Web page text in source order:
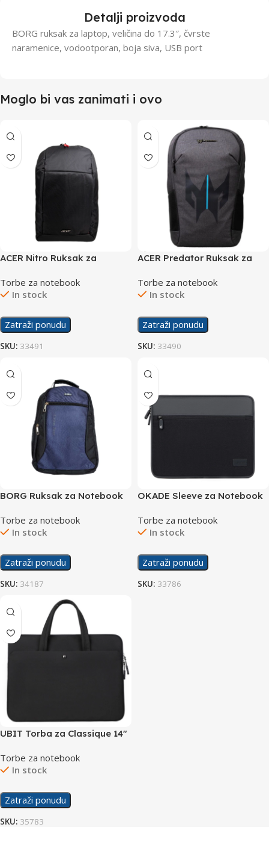
Detalji proizvoda
BORG ruksak za laptop, veličina do 17.3″, čvrste
naramenice, vodootporan, boja siva, USB port
Moglo bi vas zanimati i ovo
ACER Nitro Ruksak za
Torbe za notebook
In stock
Zatraži ponudu
SKU: 33491
ACER Predator Ruksak za
Torbe za notebook
In stock
Zatraži ponudu
SKU: 33490
BORG Ruksak za Notebook
Torbe za notebook
In stock
Zatraži ponudu
SKU: 34187
OKADE Sleeve za Notebook
Torbe za notebook
In stock
Zatraži ponudu
SKU: 33786
UBIT Torba za Classique 14″
Torbe za notebook
In stock
Zatraži ponudu
SKU: 35783